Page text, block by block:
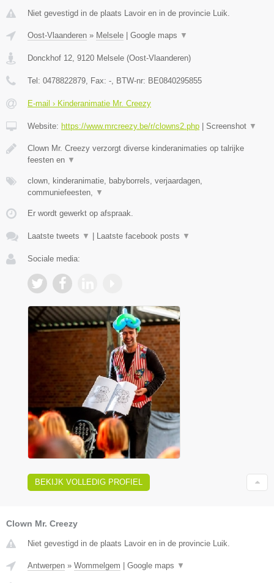
Niet gevestigd in de plaats Lavoir en in de provincie Luik.
Oost-Vlaanderen » Melsele Google maps ▼
Donckhof 12, 9120 Melsele (Oost-Vlaanderen)
Tel: 0478822879, Fax: -, BTW-nr: BE0840295855
E-mail › Kinderanimatie Mr. Creezy
Website: https://www.mrcreezy.be/r/clowns2.php Screenshot ▼
Clown Mr. Creezy verzorgt diverse kinderanimaties op talrijke
feesten en ▼
clown, kinderanimatie, babyborrels, verjaardagen,
communiefeesten, ▼
Er wordt gewerkt op afspraak.
Laatste tweets ▼ Laatste facebook posts ▼
Sociale media:
BEKIJK VOLLEDIG PROFIEL
Clown Mr. Creezy
Niet gevestigd in de plaats Lavoir en in de provincie Luik.
Antwerpen » Wommelgem Google maps ▼